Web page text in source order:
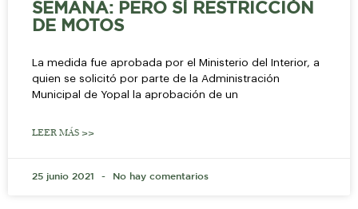
SEMANA: PERO SÍ RESTRICCIÓN
DE MOTOS
La medida fue aprobada por el Ministerio del Interior, a
quien se solicitó por parte de la Administración
Municipal de Yopal la aprobación de un
LEER MÁS >>
25 junio 2021 No hay comentarios